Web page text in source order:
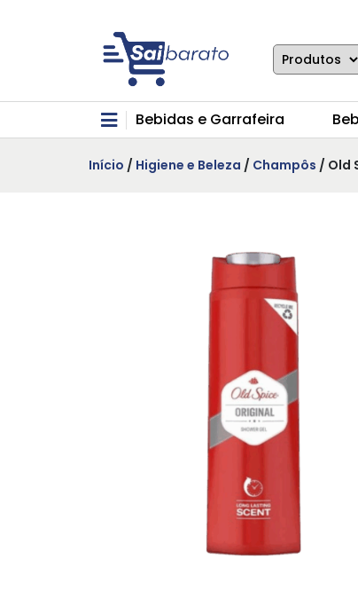
Bebidas e Garrafeira
Início / Higiene e Beleza / Champôs / Old